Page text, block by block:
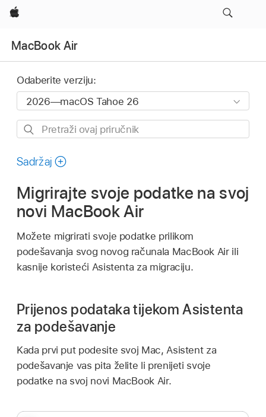
Apple
MacBook Air
Odaberite verziju:
Pretraži
priručnik
Sadržaj
Migrirajte svoje podatke na svoj
novi MacBook Air
Možete migrirati svoje podatke prilikom
podešavanja svog novog računala MacBook Air ili
kasnije koristeći Asistenta za migraciju.
Prijenos podataka tijekom Asistenta
za podešavanje
Kada prvi put podesite svoj Mac, Asistent za
podešavanje vas pita želite li prenijeti svoje
podatke na svoj novi MacBook Air.